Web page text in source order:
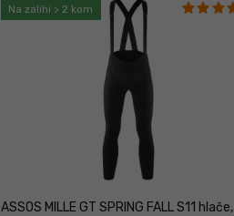
Na zalihi > 2 kom
ASSOS MILLE GT SPRING FALL S11 hlače,